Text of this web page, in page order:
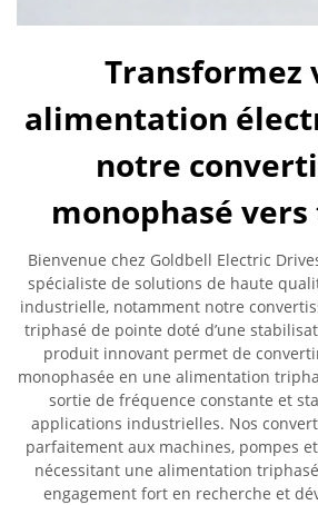
Transformez
alimentation
notre
monophasé
Bienvenue chez Goldbell Electric
spécialiste de solutions de haute
industrielle, notamment notre
triphasé de pointe doté d’une
produit innovant permet de
monophasée en une alimentation
sortie de fréquence constante et
applications industrielles. Nos
parfaitement aux machines, pompes
nécessitant une alimentation
engagement fort en recherche et